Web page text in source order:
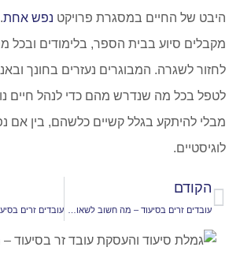
היבט של החיים במסגרת פרויקט נפש אחת
מקבלים סיוע בבית הספר, בלימודים ובכל
לחזור לשגרה. המבוגרים נעזרים בחונך
לטפל בכל מה שנדרש מהם כדי לנהל חיים
מבלי להיתקע בגלל קשיים כלשהם, בין אם
לוגיסטיים.
הקודם